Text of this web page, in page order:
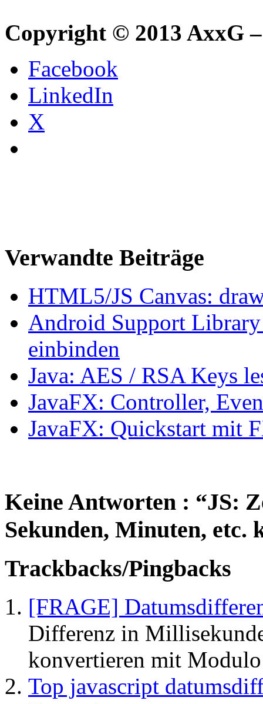
Copyright © 2013 AxxG
Facebook
LinkedIn
X
Verwandte Beiträge
HTML5/JS Canvas:
Android Support
einbinden
Java: AES / RSA Keys
JavaFX: Controller,
JavaFX: Quickstart mit
Keine Antworten : “JS:
Sekunden, Minuten,
Trackbacks/Pingbacks
[FRAGE]
Differenz in
konvertieren mit
Top javascript